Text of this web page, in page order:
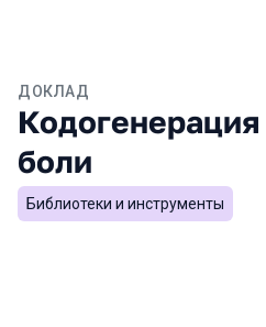
ДОКЛАД
Кодогенерация
боли
Библиотеки и инструменты